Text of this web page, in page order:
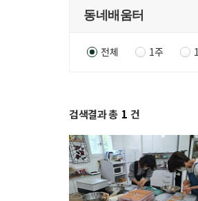
전체 1주
검색결과 총 1 건